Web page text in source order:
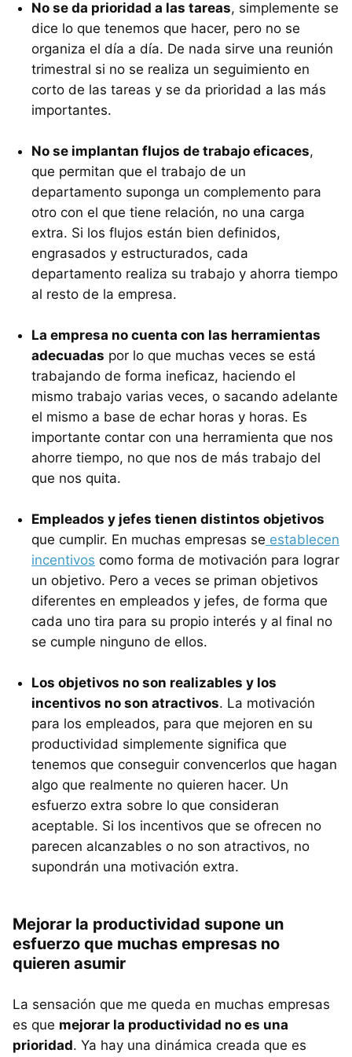
No se da prioridad a las tareas, simplemente se
dice lo que tenemos que hacer, pero no se
organiza el día a día. De nada sirve una reunión
trimestral si no se realiza un seguimiento en
corto de las tareas y se da prioridad a las más
importantes.
No se implantan flujos de trabajo eficaces,
que permitan que el trabajo de un
departamento suponga un complemento para
otro con el que tiene relación, no una carga
extra. Si los flujos están bien definidos,
engrasados y estructurados, cada
departamento realiza su trabajo y ahorra tiempo
al resto de la empresa.
La empresa no cuenta con las herramientas
adecuadas por lo que muchas veces se está
trabajando de forma ineficaz, haciendo el
mismo trabajo varias veces, o sacando adelante
el mismo a base de echar horas y horas. Es
importante contar con una herramienta que nos
ahorre tiempo, no que nos de más trabajo del
que nos quita.
Empleados y jefes tienen distintos objetivos
que cumplir. En muchas empresas se establecen
incentivos como forma de motivación para lograr
un objetivo. Pero a veces se priman objetivos
diferentes en empleados y jefes, de forma que
cada uno tira para su propio interés y al final no
se cumple ninguno de ellos.
Los objetivos no son realizables y los
incentivos no son atractivos. La motivación
para los empleados, para que mejoren en su
productividad simplemente significa que
tenemos que conseguir convencerlos que hagan
algo que realmente no quieren hacer. Un
esfuerzo extra sobre lo que consideran
aceptable. Si los incentivos que se ofrecen no
parecen alcanzables o no son atractivos, no
supondrán una motivación extra.
Mejorar la productividad supone un
esfuerzo que muchas empresas no
quieren asumir
La sensación que me queda en muchas empresas
es que mejorar la productividad no es una
prioridad. Ya hay una dinámica creada que es